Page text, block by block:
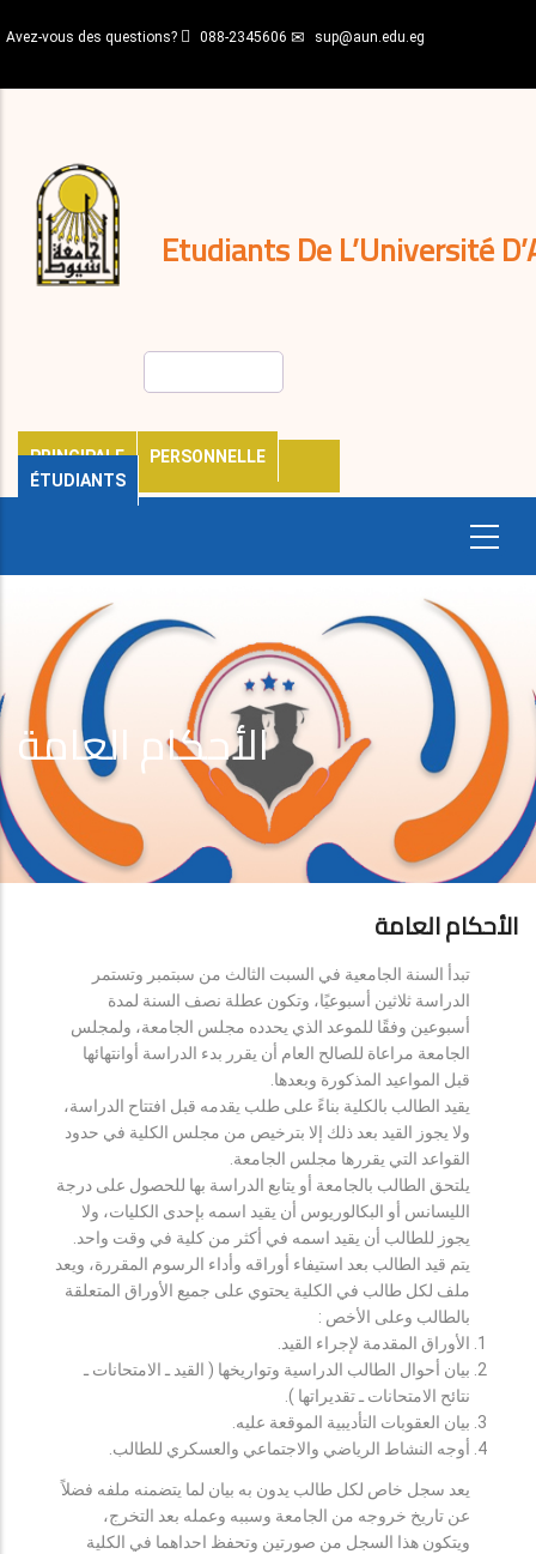
au
principal
Avez-vous des questions? 088-2345606 sup@aun.edu.eg
Etudiants De L’Université
PRINCIPALE
PERSONNELLE
ÉTUDIANTS
décisions
Expatriés
Journal
الأحكام العامة
الأحكام العامة
تبدأ السنة الجامعية في السبت الثالث من سبتمبر وتستمر
الدراسة ثلاثين أسبوعيًا، وتكون عطلة نصف السنة لمدة
أسبوعين وفقًا للموعد الذي يحدده مجلس الجامعة، ولمجلس
الجامعة مراعاة للصالح العام أن يقرر بدء الدراسة أوانتهائها
قبل المواعيد المذكورة وبعدها.
يقيد الطالب بالكلية بناءً على طلب يقدمه قبل افتتاح الدراسة،
ولا يجوز القيد بعد ذلك إلا بترخيص من مجلس الكلية في حدود
القواعد التي يقررها مجلس الجامعة.
يلتحق الطالب بالجامعة أو يتابع الدراسة بها للحصول على درجة
الليسانس أو البكالوريوس أن يقيد اسمه بإحدى الكليات، ولا
يجوز للطالب أن يقيد اسمه في أكثر من كلية في وقت واحد.
يتم قيد الطالب بعد استيفاء أوراقه وأداء الرسوم المقررة، ويعد
ملف لكل طالب في الكلية يحتوي على جميع الأوراق المتعلقة
بالطالب وعلى الأخص :
الأوراق المقدمة لإجراء القيد.
بيان أحوال الطالب الدراسية وتواريخها ( القيد ـ الامتحانات ـ
نتائح الامتحانات ـ تقديراتها ).
بيان العقوبات التأديبية الموقعة عليه.
أوجه النشاط الرياضي والاجتماعي والعسكري للطالب.
يعد سجل خاص لكل طالب يدون به بيان لما يتضمنه ملفه فضلاً
عن تاريخ خروجه من الجامعة وسببه وعمله بعد التخرج،
ويتكون هذا السجل من صورتين وتحفظ احداهما في الكلية